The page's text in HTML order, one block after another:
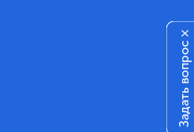
Задать вопрос
×